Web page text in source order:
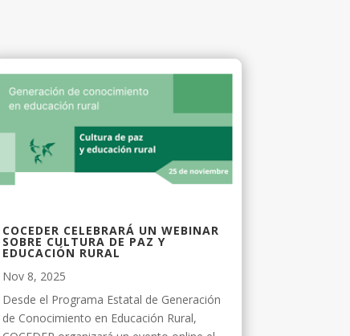
COCEDER CELEBRARÁ UN WEBINAR
SOBRE CULTURA DE PAZ Y
EDUCACIÓN RURAL
Nov 8, 2025
Desde el Programa Estatal de Generación
de Conocimiento en Educación Rural,